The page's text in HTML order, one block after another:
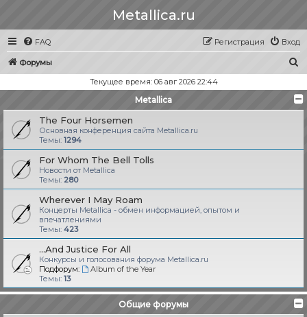
Metallica.ru
FAQ Вход
Регистрация
Форумы
и
с
Текущее время: 06 авг 2026 22:44
Metallica
The Four Horsemen
Основная конференция сайта Metallica.ru
Темы: 1294
For Whom The Bell Tolls
Новости от Metallica
Темы: 280
Wherever I May Roam
Концерты Metallica - обмен информацией, опытом и
впечатлениями
Темы: 423
...And Justice For All
Конкурсы и голосования форума Metallica.ru
Подфорум:
Album of the Year
Темы: 13
Общие форумы